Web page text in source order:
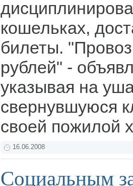
кошельках,
билеты.
рублей" -
указывая на
свернувшуюся
своей пожилой
16.06.2008
Социальным